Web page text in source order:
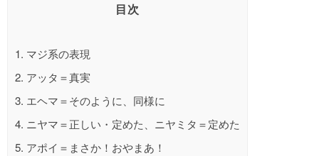
目次
1. マジ系の表現
2. アッタ＝真実
3. エヘマ＝そのように、同様に
4. ニヤマ＝正しい・定めた、ニヤミタ＝定めた
5. アポイ＝まさか！おやまあ！